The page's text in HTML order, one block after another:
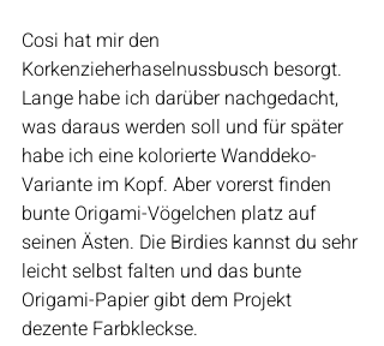
Cosi hat mir den
Korkenzieherhaselnussbusch besorgt.
Lange habe ich darüber nachgedacht,
was daraus werden soll und für später
habe ich eine kolorierte Wanddeko-
Variante im Kopf. Aber vorerst finden
bunte Origami-Vögelchen platz auf
seinen Ästen. Die Birdies kannst du sehr
leicht selbst falten und das bunte
Origami-Papier gibt dem Projekt
dezente Farbkleckse.